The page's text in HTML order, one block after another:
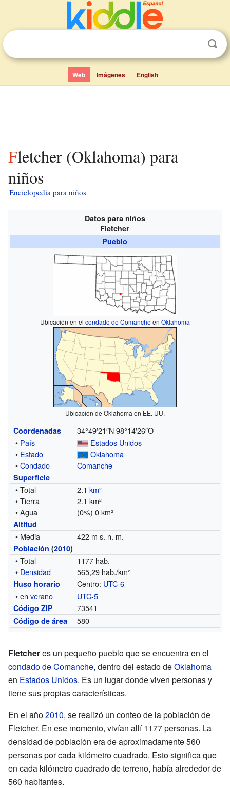
Web Imágenes English
Fletcher (Oklahoma) para
niños
Enciclopedia para niños
Datos para niños
Fletcher
Pueblo
Ubicación en el condado de Comancheen Oklahoma
Ubicación de Oklahoma en EE. UU.
Coordenadas 34°49′21″N 98°14′26″O
• País
Estados Unidos
• Estado
Oklahoma
•Condado Comanche
Superficie
• Total 2.1km²
• Tierra
2.1 km²
• Agua
(0%) 0 km²
Altitud
• Media 422 m s. n. m.
Población (2010)
• Total
1177 hab.
• Densidad 565,29 hab./km²
Huso horario Centro: UTC-6
• enverano UTC-5
Código ZIP 73541
Código de área 580
Fletcheres un pequeño pueblo que se encuentra en el
condado de Comanche, dentro del estado deOklahoma
en Estados Unidos. Es un lugar donde viven personas y
tiene sus propias características.
En el año2010, se realizó un conteo de la población de
Fletcher. En ese momento, vivían allí 1177 personas. La
densidad de población era de aproximadamente 560
personas por cada kilómetro cuadrado. Esto significa que
en cada kilómetro cuadrado de terreno, había alrededor de
560 habitantes.